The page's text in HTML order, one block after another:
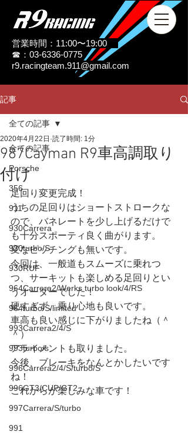
営業時間：11:00〜19:00
☎：03-6336-0775
r9.racingteam.911@gmail.com
記事
全ての記事
Porsche
356
911
930Carrera
930turbo/S
930RUF
964Carrera2/Werks turbo look/4/RS
964turbo/S/limited
993Carrera2/4/S
993turbo/s
996Carrera2/4/S/turbo/S
996GT3/CUP/GT2
997Carrera/S/turbo
991
全ての記事
987Cayman R9車高調取り
付け
2020年4月22日 読了時間: 1分
足回り変更完成！
うちの足回りはショートストロークな
ので、バネレートを少し上げるだけで
も十分スポーティ良く曲がります。
変なピッチングも無いです。
今回は、一般道もスムーズに乗れつ
つ、サーキットも楽しめる足回りとい
うオーダーでした！
硬すぎず、乗り心地も良いです。
車高も良い感じに下がりましたね（＾
＾）
アライメントも取りました。
今後、ブレーキをなんとかしたいです
ね！
これからが楽しみな車です！